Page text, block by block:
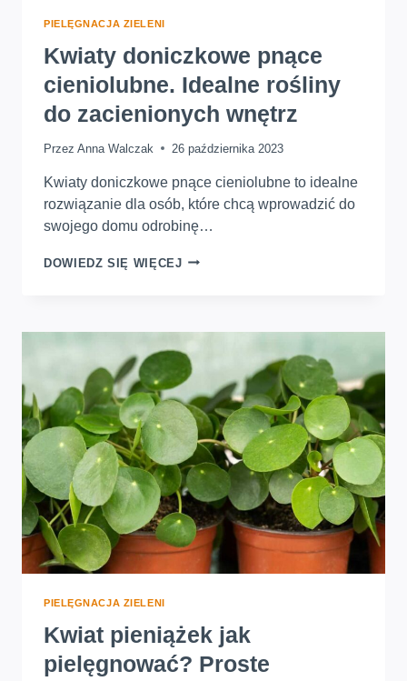
PIELĘGNACJA ZIELENI
Kwiaty doniczkowe pnące
cieniolubne. Idealne rośliny
do zacienionych wnętrz
Przez Anna Walczak 26 października 2023
Kwiaty doniczkowe pnące cieniolubne to idealne
rozwiązanie dla osób, które chcą wprowadzić do
swojego domu odrobinę…
DOWIEDZ SIĘ WIĘCEJKWIATY
DO
ZACIENIONYCH
WNĘTRZ
PIELĘGNACJA ZIELENI
Kwiat pieniążek jak
pielęgnować? Proste